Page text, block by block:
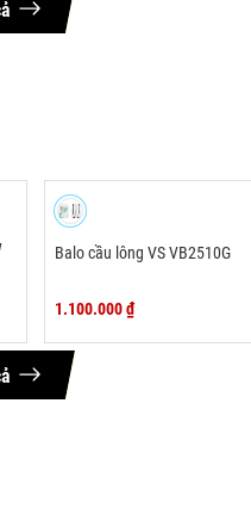
Balo cầu lông VS VB2510G
1.100.000 ₫